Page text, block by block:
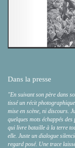
Dans la presse
"En suivant son père dans
tissé un récit
mise en scène, ni discours.
quelques mots échappés
qui livre bataille à la terre
elle. Juste un dialogue
regard posé. Une trace